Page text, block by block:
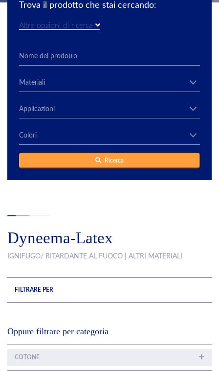
Trova il prodotto che stai cercando:
Altre opzioni di ricerca
Ricerca
Dyneema-Latex
IGNIFUGO/ RITARDANTE AL FUOCO | ALTRI MATERIALI
FILTRARE PER
Oppure filtrare per categoria
COTONE